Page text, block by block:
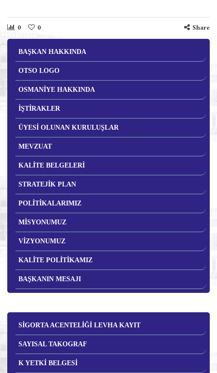
0 0 Share
BAŞKAN HAKKINDA
OTSO LOGO
OSMANİYE HAKKINDA
İŞTİRAKLER
ÜYESİ OLUNAN KURULUŞLAR
MEVZUAT
KALİTE BELGELERİ
STRATEJİK PLAN
POLİTİKALARIMIZ
MİSYONUMUZ
VİZYONUMUZ
KALİTE POLİTİKAMIZ
BAŞKANIN MESAJI
SİGORTA ACENTELİĞİ LEVHA KAYIT
SAYISAL TAKOGRAF
K YETKİ BELGESİ